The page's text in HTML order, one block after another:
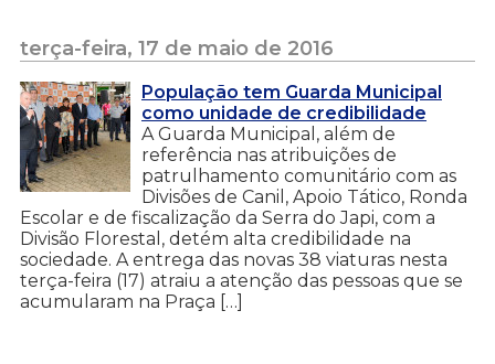
terça-feira, 17 de maio de 2016
População tem Guarda Municipal
como unidade de credibilidade
A Guarda Municipal, além de
referência nas atribuições de
patrulhamento comunitário com as
Divisões de Canil, Apoio Tático, Ronda
Escolar e de fiscalização da Serra do Japi, com a
Divisão Florestal, detém alta credibilidade na
sociedade. A entrega das novas 38 viaturas nesta
terça-feira (17) atraiu a atenção das pessoas que se
acumularam na Praça […]